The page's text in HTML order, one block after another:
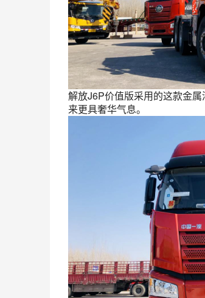
解放J6P价值版采用的这款金
来更具奢华气息。